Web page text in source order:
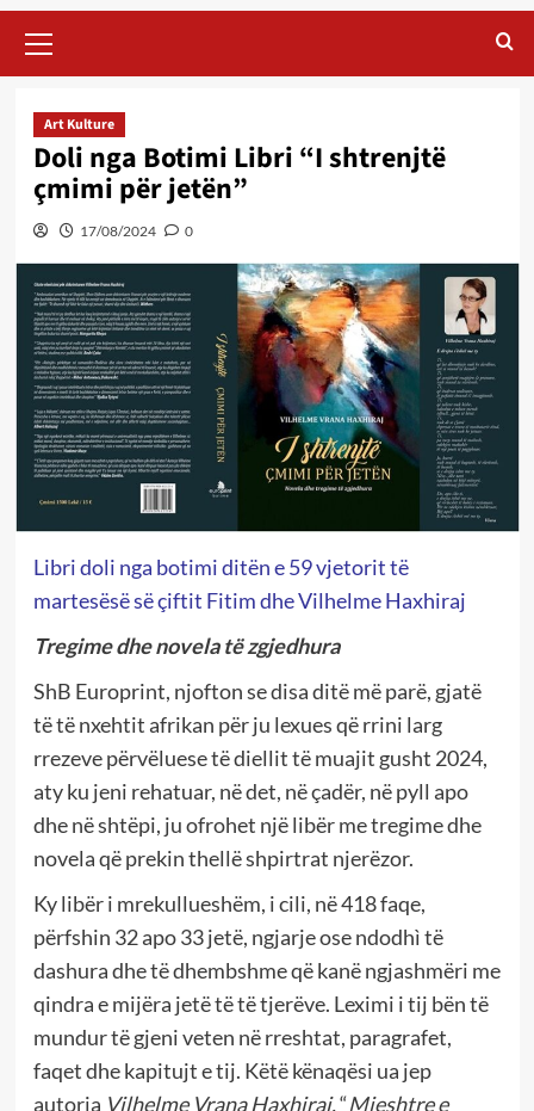
Menu
Art Kulture
Doli nga Botimi Libri “I shtrenjtë
çmimi për jetën”
17/08/2024 0
Libri doli nga botimi ditën e 59 vjetorit të
martesësë së çiftit Fitim dhe Vilhelme Haxhiraj
Tregime dhe novela të zgjedhura
ShB Europrint, njofton se disa ditë më parë, gjatë
të të nxehtit afrikan për ju lexues që rrini larg
rrezeve përvëluese të diellit të muajit gusht 2024,
aty ku jeni rehatuar, në det, në çadër, në pyll apo
dhe në shtëpi, ju ofrohet një libër me tregime dhe
novela që prekin thellë shpirtrat njerëzor.
Ky libër i mrekullueshëm, i cili, në 418 faqe,
përfshin 32 apo 33 jetë, ngjarje ose ndodhì të
dashura dhe të dhembshme që kanë ngjashmëri me
qindra e mijëra jetë të të tjerëve. Leximi i tij bën të
mundur të gjeni veten në rreshtat, paragrafet,
faqet dhe kapitujt e tij. Këtë kënaqësi ua jep
autorja Vilhelme Vrana Haxhiraj,“Mjeshtre e